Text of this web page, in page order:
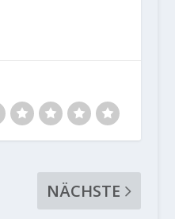
NÄCHSTE